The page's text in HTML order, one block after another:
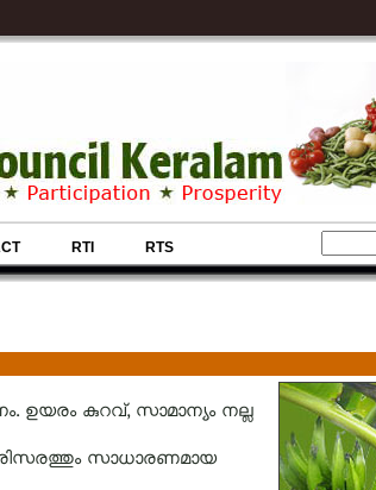
RTI RTS
ഉയരം കുറവ്‌, സാമാന്യം നല്ല
സാധാരണമായ